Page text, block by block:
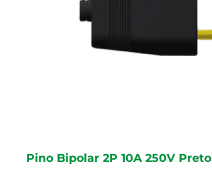
Pino Bipolar 2P 10A 250V Preto